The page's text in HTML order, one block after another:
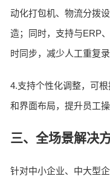
动化打包机、物流分拨
造；同时，支持与ERP
时同步，减少人工重复
4.支持个性化调整，可
和界面布局，提升员工
三、全场景解决
针对中小企业、中大型